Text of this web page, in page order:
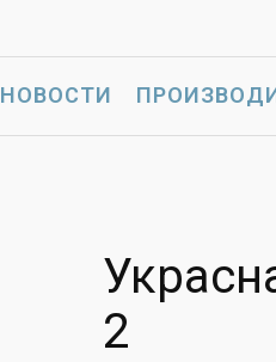
НОВОСТИ
2